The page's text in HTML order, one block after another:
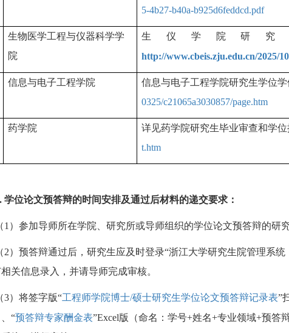
5-4b27-b40a-b925d6feddcd.pdf
生物医学工程与仪器科学学
院
生仪学院研
http://www.cbeis.zju.edu.cn/2025/
信息与电子工程学院 信息与电子工程学院研究生学位学
0325/c21065a3030857/page.htm
药学院 详见药学院研究生毕业审查和学
t.htm
学位论文预答辩的时间安排及通过后材料的递交要求：
（1 ）参加导师所在学院、研究所或导师组织的学位论文预答辩的研
（2）预答辩通过后，研究生应及时登录“浙江大学研究生院管理系统
关信息录入，并请导师完成审核。
（3）将签字版“工程师学院博士/硕士研究生学位论文预答辩记录表”
“预答辩专家酬金表”Excel版（命名：学号+姓名+专业领域+预答